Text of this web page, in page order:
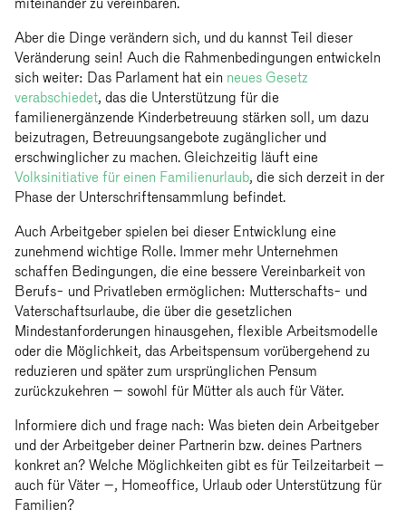
miteinander zu vereinbaren.
Aber die Dinge verändern sich, und du kannst Teil dieser
Veränderung sein! Auch die Rahmenbedingungen entwickeln
sich weiter: Das Parlament hat ein neues Gesetz
verabschiedet, das die Unterstützung für die
familienergänzende Kinderbetreuung stärken soll, um dazu
beizutragen, Betreuungsangebote zugänglicher und
erschwinglicher zu machen. Gleichzeitig läuft eine
Volksinitiative für einen Familienurlaub, die sich derzeit in der
Phase der Unterschriftensammlung befindet.
Auch Arbeitgeber spielen bei dieser Entwicklung eine
zunehmend wichtige Rolle. Immer mehr Unternehmen
schaffen Bedingungen, die eine bessere Vereinbarkeit von
Berufs- und Privatleben ermöglichen: Mutterschafts- und
Vaterschaftsurlaube, die über die gesetzlichen
Mindestanforderungen hinausgehen, flexible Arbeitsmodelle
oder die Möglichkeit, das Arbeitspensum vorübergehend zu
reduzieren und später zum ursprünglichen Pensum
zurückzukehren – sowohl für Mütter als auch für Väter.
Informiere dich und frage nach: Was bieten dein Arbeitgeber
und der Arbeitgeber deiner Partnerin bzw. deines Partners
konkret an? Welche Möglichkeiten gibt es für Teilzeitarbeit –
auch für Väter –, Homeoffice, Urlaub oder Unterstützung für
Familien?